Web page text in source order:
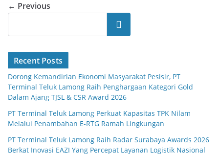
← Previous
Search
Recent Posts
Dorong Kemandirian Ekonomi Masyarakat Pesisir, PT
Terminal Teluk Lamong Raih Penghargaan Kategori Gold
Dalam Ajang TJSL & CSR Award 2026
PT Terminal Teluk Lamong Perkuat Kapasitas TPK Nilam
Melalui Penambahan E-RTG Ramah Lingkungan
PT Terminal Teluk Lamong Raih Radar Surabaya Awards 2026
Berkat Inovasi EAZI Yang Percepat Layanan Logistik Nasional